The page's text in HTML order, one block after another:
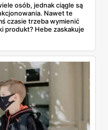
osób, jednak ciągle są
Nawet te
czasie trzeba wymienić
produkt? Hebe zaskakuje